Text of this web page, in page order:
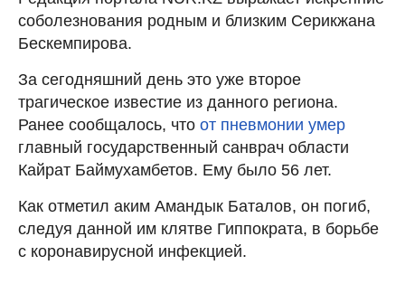
соболезнования родным и близким Серикжана
Бескемпирова.
За сегодняшний день это уже второе
трагическое известие из данного региона.
Ранее сообщалось, что от пневмонии умер
главный государственный санврач области
Кайрат Баймухамбетов. Ему было 56 лет.
Как отметил аким Амандык Баталов, он погиб,
следуя данной им клятве Гиппократа, в борьбе
с коронавирусной инфекцией.